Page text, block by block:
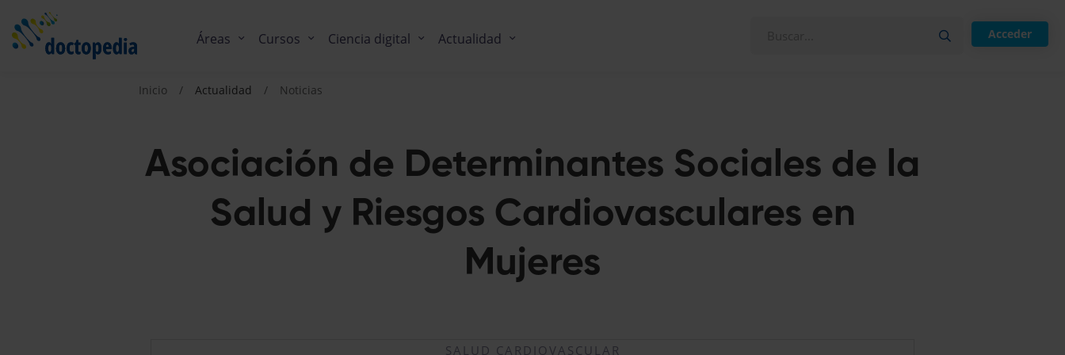
Áreas Cursos Ciencia digital Actualidad Acceder
Asociación de Determinantes Sociales de la
Salud y Riesgos Cardiovasculares en
Mujeres
Inicio Actualidad Noticias
SALUD CARDIOVASCULAR